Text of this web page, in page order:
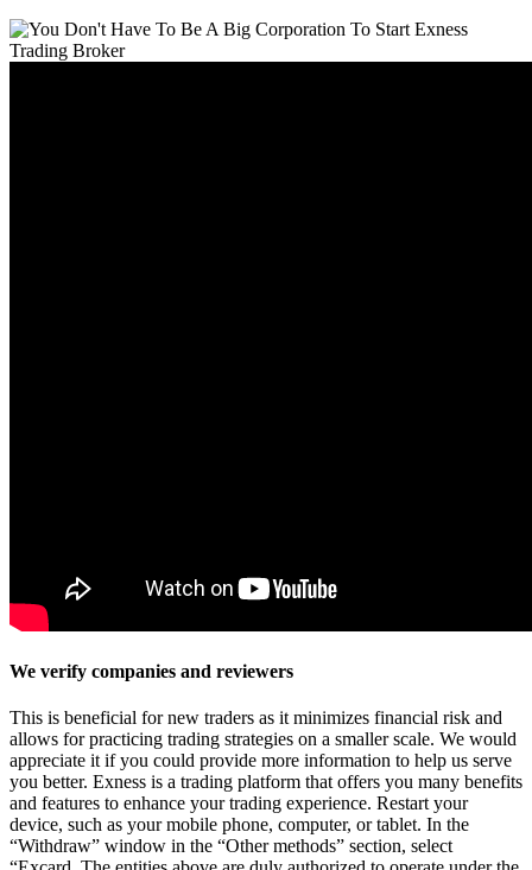
We verify companies and reviewers
This is beneficial for new traders as it minimizes financial risk and
allows for practicing trading strategies on a smaller scale. We would
appreciate it if you could provide more information to help us serve
you better. Exness is a trading platform that offers you many benefits
and features to enhance your trading experience. Restart your
device, such as your mobile phone, computer, or tablet. In the
“Withdraw” window in the “Other methods” section, select